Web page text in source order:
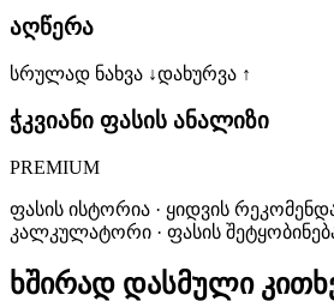
აღწერა
სრულად ნახვა ↓დახურვა ↑
ჭკვიანი ფასის ანალიზი
PREMIUM
ფასის ისტორია · ყიდვის
კალკულატორი · ფასის
ხშირად დასმული